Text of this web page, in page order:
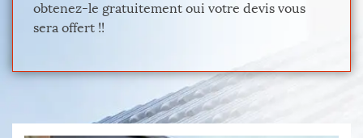
obtenez-le gratuitement oui votre devis vous
sera offert !!